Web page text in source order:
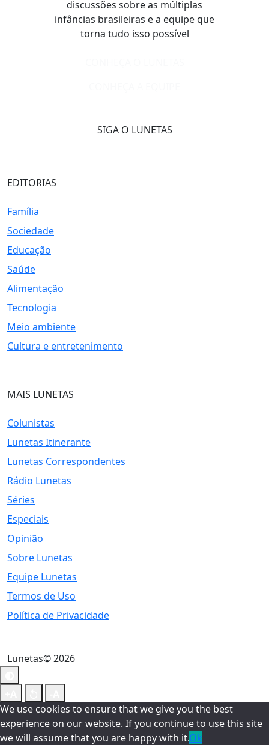
discussões sobre as múltiplas
infâncias brasileiras e a equipe que
torna tudo isso possível
SIGA O LUNETAS
EDITORIAS
Família
Sociedade
Educação
Saúde
Alimentação
Tecnologia
Meio ambiente
Cultura e entretenimento
MAIS LUNETAS
Colunistas
Lunetas Itinerante
Lunetas Correspondentes
Rádio Lunetas
Séries
Especiais
Opinião
Sobre Lunetas
Equipe Lunetas
Termos de Uso
Política de Privacidade
Lunetas© 2026
We use cookies to ensure that we give you the best
experience on our website. If you continue to use this site
we will assume that you are happy with it.Ok